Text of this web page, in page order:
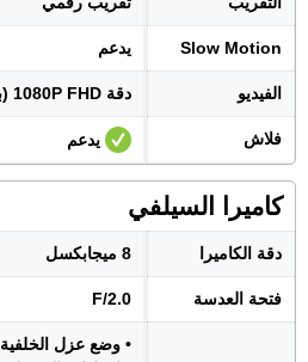
Slow Motion يدعم
الفيديو دقة 1080P FHD (بمعدل 30 إطار)
فلاش يدعم
كاميرا السيلفي
دقة الكاميرا 8 ميجابكسل
فتحة العدسة F/2.0
• وضع عزل الخلفية